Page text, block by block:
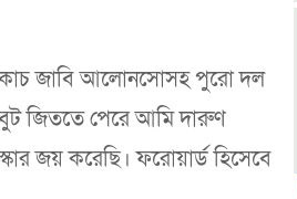
কোচ জাবি আলোনসোসহ পুরো দল
বুট জিততে পেরে আমি দারুণ
জয় করেছি। ফরোয়ার্ড হিসেবে